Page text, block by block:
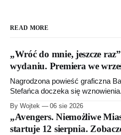
READ MORE
„Wróć do mnie, jeszcze
wydaniu. Premiera we
Nagrodzona powieść graficzna
Stefańca doczeka się
raz”, którego pierwsze wydanie
By Wojtek 06 sie 2026
„Avengers. Niemożliwe
startuje 12 sierpnia.